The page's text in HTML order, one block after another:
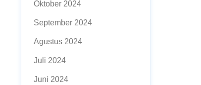
Oktober 2024
September 2024
Agustus 2024
Juli 2024
Juni 2024